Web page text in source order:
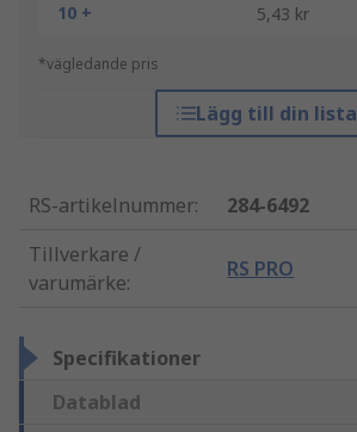
10 +
5,43 kr
*vägledande pris
Lägg till din lista
RS-artikelnummer:
284-6492
Tillverkare /
varumärke:
RS PRO
Specifikationer
Datablad